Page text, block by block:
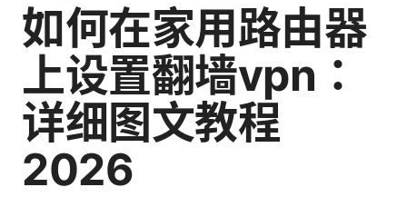
如何在家用路由器
上设置翻墙vpn：
详细图文教程
2026